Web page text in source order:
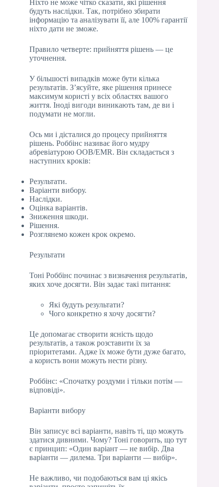
Ніхто не може чітко сказати, які рішення
будуть наслідки. Так, потрібно збирати
інформацію та аналізувати її, але 100% гарантії
ніхто дати не зможе.
Правило четверте: прийняття рішень — це
уточнення.
У більшості випадків може бути кілька
результатів. З’ясуйте, яке рішення принесе
максимум користі у всіх областях вашого
життя. Іноді вигоди виникають там, де ви і
подумати не могли.
Ось ми і дісталися до процесу прийняття
рішень. Роббінс називає його мудру
абревіатурою ООВ/EMR. Він складається з
наступних кроків:
Результати.
Варіанти вибору.
Наслідки.
Оцінка варіантів.
Зниження шкоди.
Рішення.
Розглянемо кожен крок окремо.
Результати
Тоні Роббінс починає з визначення результатів,
яких хоче досягти. Він задає такі питання:
Які будуть результати?
Чого конкретно я хочу досягти?
Це допомагає створити ясність щодо
результатів, а також розставити їх за
пріоритетами. Адже їх може бути дуже багато,
а користь вони можуть нести різну.
Роббінс: «Спочатку роздуми і тільки потім —
відповіді».
Варіанти вибору
Він записує всі варіанти, навіть ті, що можуть
здатися дивними. Чому? Тоні говорить, що тут
є принцип: «Один варіант — не вибір. Два
варіанти — дилема. Три варіанти — вибір».
Не важливо, чи подобаються вам ці якісь